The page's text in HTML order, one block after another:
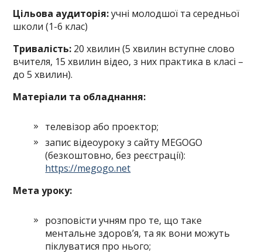
Цільова аудиторія:учні молодшої та середньої
школи (1-6 клас)
Тривалість: 20 хвилин (5 хвилин вступне слово
вчителя, 15 хвилин відео, з них практика в класі –
до 5 хвилин).
Матеріали та обладнання:
телевізор або проектор;
запис відеоуроку з сайту MEGOGO
(безкоштовно, без реє­страції):
https://megogo.net
Мета уроку:
розповісти учням про те, що таке
ментальне здоров’я, та як вони можуть
піклуватися про нього;